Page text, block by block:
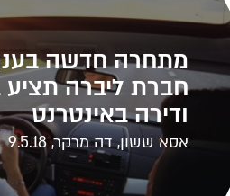
מתחרה חדשה
חברת ליברה תציע
ודירה באינטרנט
אסא ששון, דה מרקר, 9.5.18